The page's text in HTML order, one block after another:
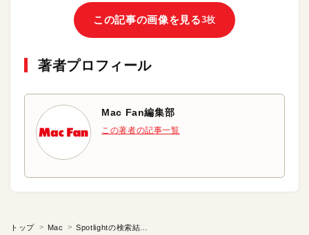
この記事の画像を見る3枚
著者プロフィール
Mac Fan編集部
この著者の記事一覧
トップ Mac